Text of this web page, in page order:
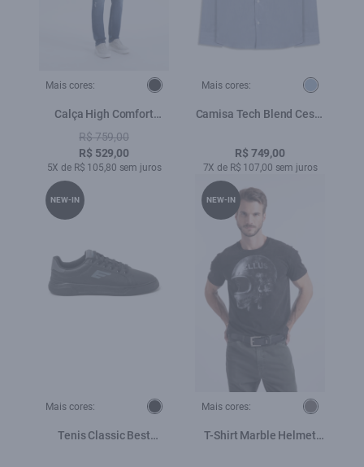
Mais cores:
Calça High Comfort
Stretch Slim 5 Pockets
Lav Medio C/Puidos
R$ 759,00
R$ 529,00
5X de R$ 105,80 sem juros
Mais cores:
Camisa Tech Blend Cestu
R$ 749,00
7X de R$ 107,00 sem juros
Mais cores:
Tenis Classic Best
NEW-IN
Mais cores:
T-Shirt Marble Helmet
NEW-IN